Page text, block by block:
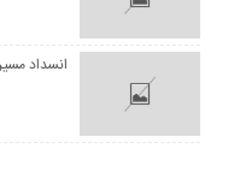
انسداد